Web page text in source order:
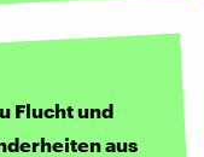
Flucht und
aus